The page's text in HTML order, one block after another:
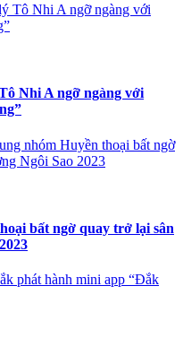
Tô Nhi A ngỡ ngàng với
Nhi A ngỡ ngàng với
nhóm Huyền thoại bất ngờ
Ngôi Sao 2023
bất ngờ quay trở lại sân
phát hành mini app “Đắk